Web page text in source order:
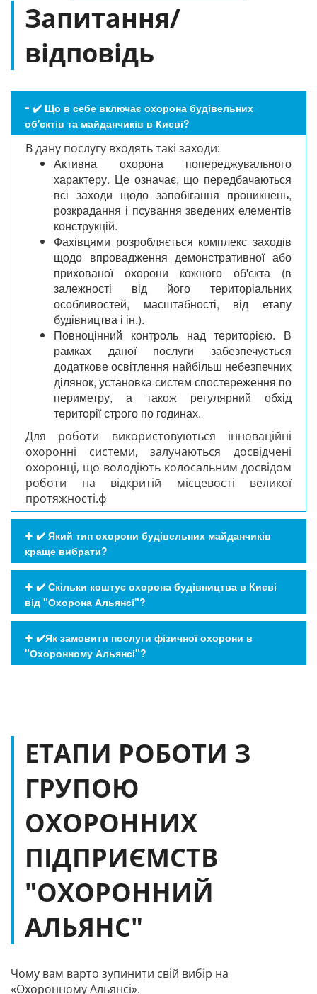
Запитання/
відповідь
✔️ Що в себе включає охорона будівельних
об'єктів та майданчиків в Києві?
В дану послугу входять такі заходи:
Активна охорона попереджувального
характеру. Це означає, що передбачаються
всі заходи щодо запобігання проникнень,
розкрадання і псування зведених елементів
конструкцій.
Фахівцями розробляється комплекс заходів
щодо впровадження демонстративної або
прихованої охорони кожного об'єкта (в
залежності від його територіальних
особливостей, масштабності, від етапу
будівництва і ін.).
Повноцінний контроль над територією. В
рамках даної послуги забезпечується
додаткове освітлення найбільш небезпечних
ділянок, установка систем спостереження по
периметру, а також регулярний обхід
території строго по годинах.
Для роботи використовуються інноваційні
охоронні системи, залучаються досвідчені
охоронці, що володіють колосальним досвідом
роботи на відкритій місцевості великої
протяжності.ф
✔️ Який тип охорони будівельних майданчиків
краще вибрати?
✔️ Скільки коштує охорона будівництва в Києві
від "Охорона Альянсі"?
✔️Як замовити послуги фізичної охорони в
"Охоронному Альянсі"?
ЕТАПИ РОБОТИ З
ГРУПОЮ
ОХОРОННИХ
ПІДПРИЄМСТВ
"ОХОРОННИЙ
АЛЬЯНС"
Чому вам варто зупинити свій вибір на
«Охоронному Альянсі».